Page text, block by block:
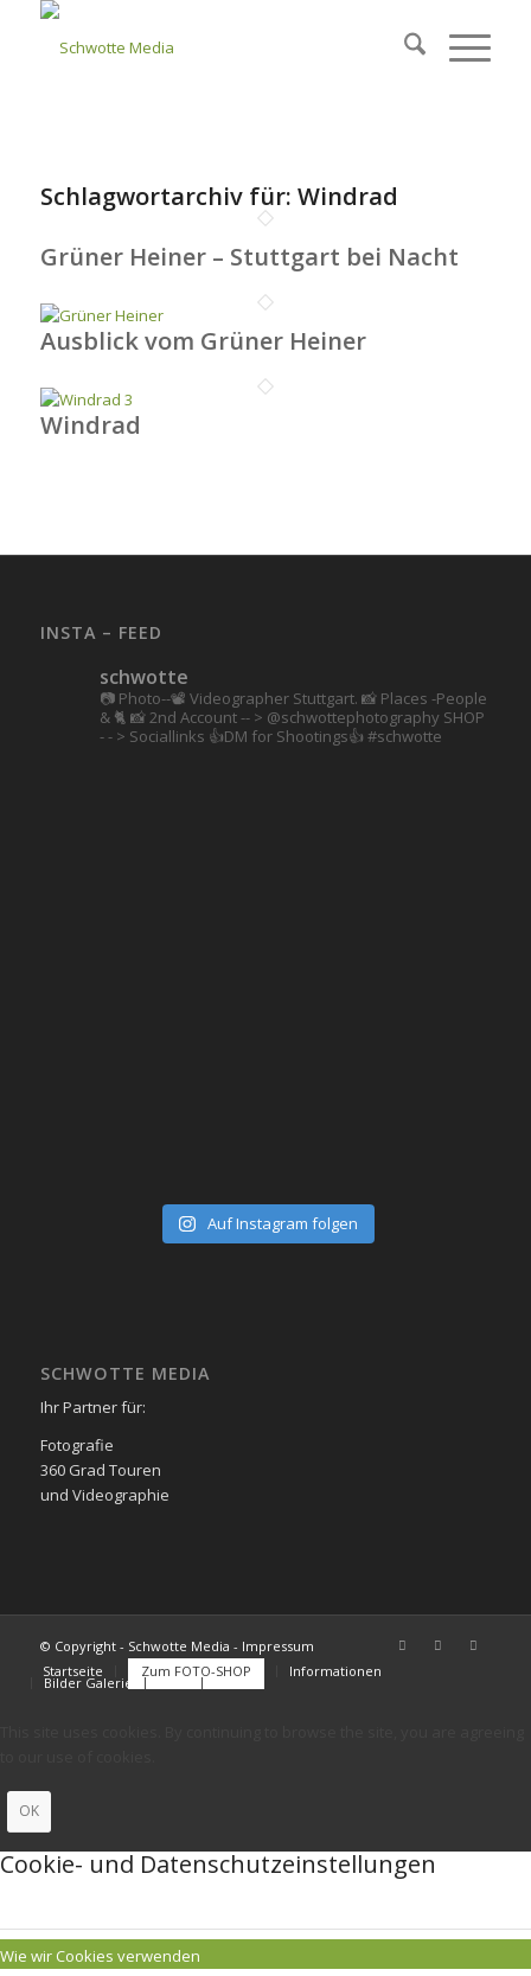
Schlagwortarchiv für: Windrad
Grüner Heiner – Stuttgart bei Nacht
Ausblick vom Grüner Heiner
Windrad
INSTA – FEED
schwotte
📷 Photo--📽️ Videographer Stuttgart. 📸 Places -People
& 🐈 📸 2nd Account-- > @schwottephotography SHOP
- - > Sociallinks 👍DM for Shootings👍 #schwotte
Auf Instagram folgen
SCHWOTTE MEDIA
Ihr Partner für:
Fotografie
360 Grad Touren
und Videographie
© Copyright - Schwotte Media - Impressum
Startseite
Zum FOTO-SHOP Informationen
Bilder Galerie
OK
Cookie- und Datenschutzeinstellungen
Wie wir Cookies verwenden